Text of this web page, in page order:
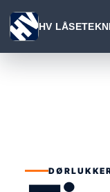
indhold HV